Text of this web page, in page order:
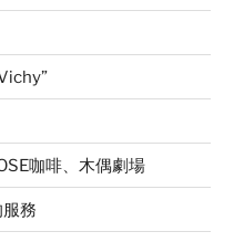
咖啡、木偶劇場
務